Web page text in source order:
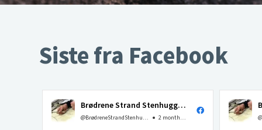
Siste fra Facebook
Brødrene Strand Stenhuggeri as
@BrødreneStrandStenhuggerias 2 months ago